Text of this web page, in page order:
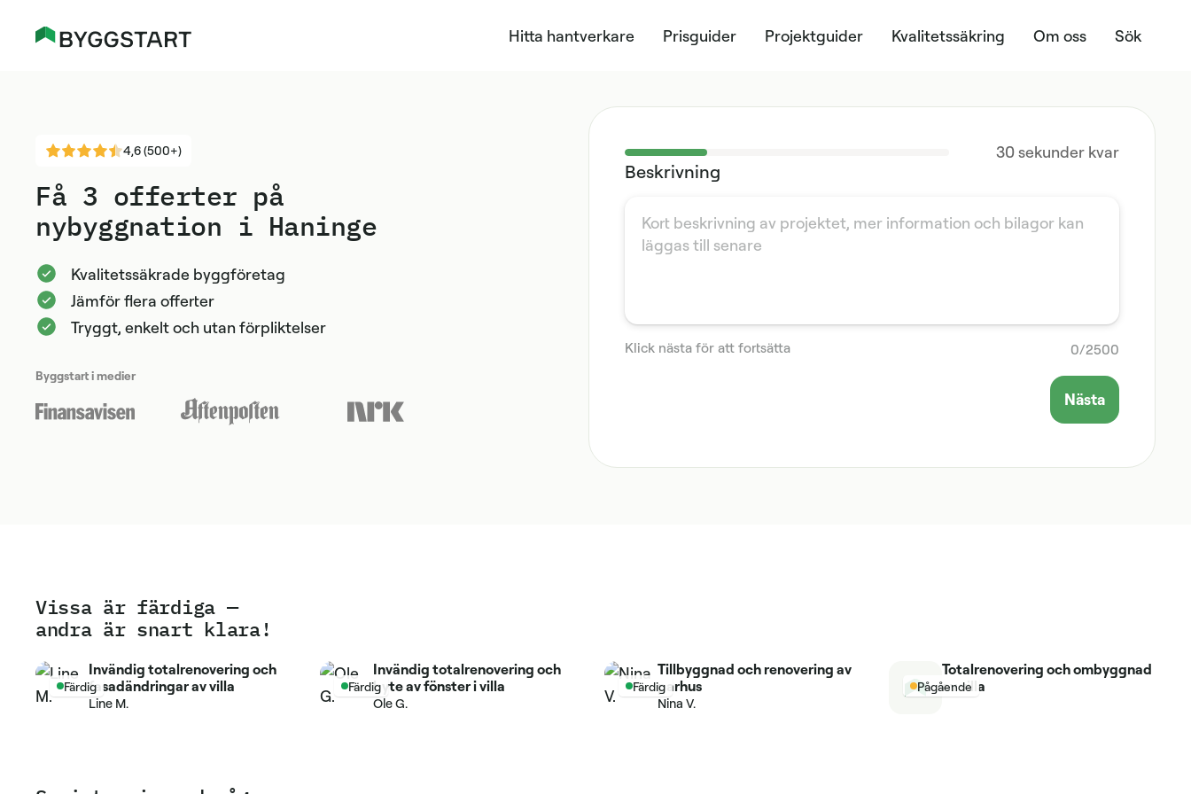
Hitta hantverkare Prisguider Projektguider Kvalitetssäkring Om oss Sök
4,6 (500+)
Få 3 offerter på
nybyggnation i Haninge
Kvalitetssäkrade byggföretag
Jämför flera offerter
Tryggt, enkelt och utan förpliktelser
Byggstart i medier
30sekunder kvar
Beskrivning
0/2500
Klick nästa för att fortsätta
Nästa
Vissa är färdiga —
andra är snart klara!
Färdig
Invändig totalrenovering och
fasadändringar av villa
Line M.
Färdig
Invändig totalrenovering och
byte av fönster i villa
Ole G.
Färdig
Tillbyggnad och renovering av
parhus
Nina V.
Pågående
Totalrenovering och ombyggnad
av villa